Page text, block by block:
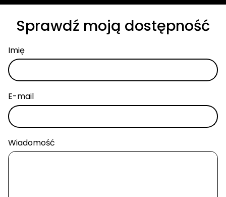
Sprawdź moją dostępność
Imię
E-mail
Wiadomość